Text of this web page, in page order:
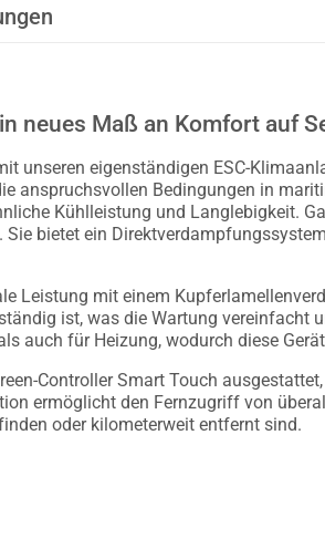
neues Maß an Komfort auf
unseren eigenständigen ESC-
anspruchsvollen Bedingungen in
Kühlleistung und Langlebigkeit.
Sie bietet ein
Leistung mit einem
ist, was die Wartung vereinfacht
auch für Heizung, wodurch diese
Controller Smart Touch
ermöglicht den Fernzugriff von
oder kilometerweit entfernt sind.